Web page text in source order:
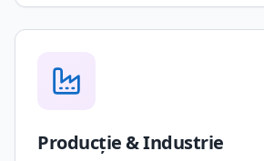
Producție & Industrie